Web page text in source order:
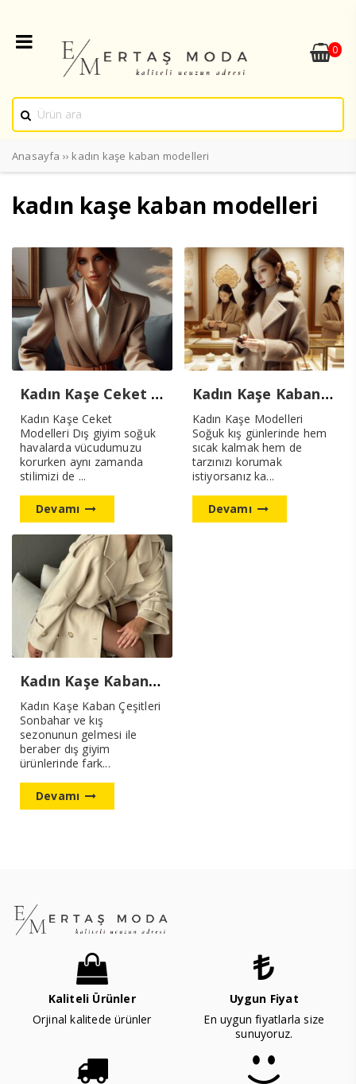
0
Anasayfa ›› kadın kaşe kaban modelleri
kadın kaşe kaban modelleri
Kadın Kaşe Ceket Modelleri 2025 Sezon
Kadın Kaşe Ceket
Modelleri Dış giyim soğuk
havalarda vücudumuzu
korurken aynı zamanda
stilimizi de ...
Devamı
Kadın Kaşe Kaban Modelleri Yeni Sezon
Kadın Kaşe Modelleri
Soğuk kış günlerinde hem
sıcak kalmak hem de
tarzınızı korumak
istiyorsanız ka...
Devamı
Kadın Kaşe Kaban Çeşitleri
Kadın Kaşe Kaban Çeşitleri
Sonbahar ve kış
sezonunun gelmesi ile
beraber dış giyim
ürünlerinde fark...
Devamı
Kaliteli Ürünler
Orjinal kalitede ürünler
Uygun Fiyat
En uygun fiyatlarla size
sunuyoruz.